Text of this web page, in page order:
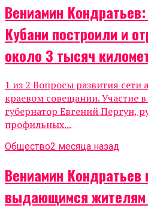
Вениамин
Кубани построили и
около 3 тысяч
1 из 2 Вопросы развития сети
краевом совещании. Участие
губернатор Евгений Пергун,
профильных...
Общество2 месяца назад
Вениамин
выдающимся жителям